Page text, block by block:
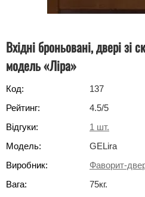
Вхідні броньовані, двері зі
модель «Ліра»
Код:
137
Рейтинг:
4.5/5
Відгуки:
1 шт.
Модель:
GELira
Виробник:
Фаворит-
Вага:
75кг.